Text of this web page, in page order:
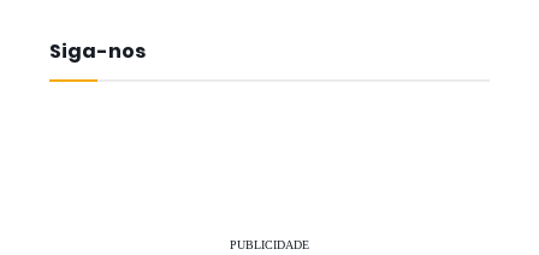
Siga-nos
PUBLICIDADE